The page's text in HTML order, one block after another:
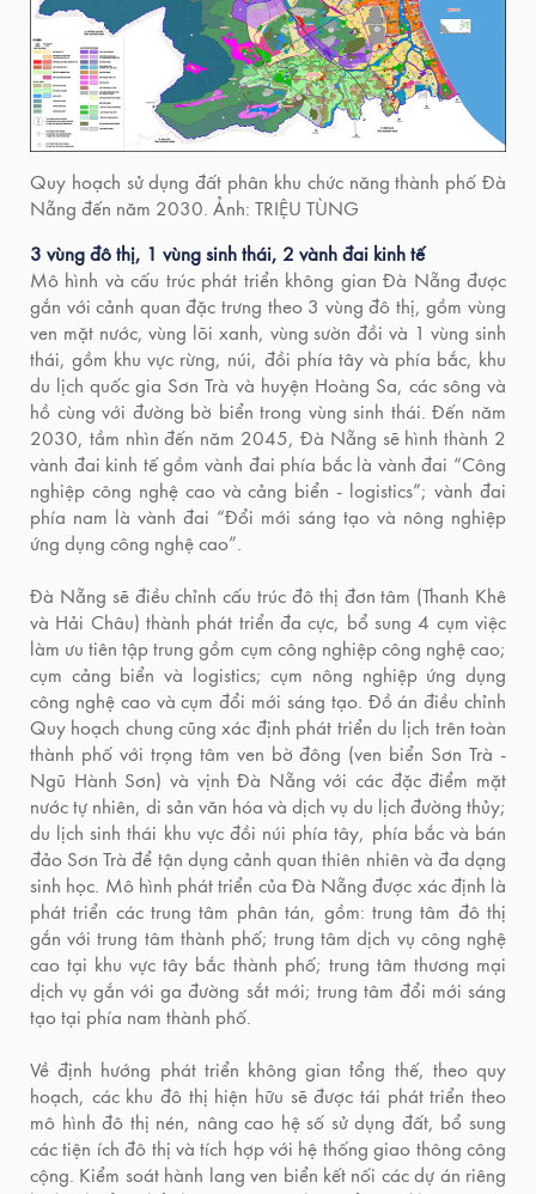
Quy hoạch sử dụng đất phân khu chức năng thành phố Đà
Nẵng đến năm 2030. Ảnh: TRIỆU TÙNG
3 vùng đô thị, 1 vùng sinh thái, 2 vành đai kinh tế
Mô hình và cấu trúc phát triển không gian Đà Nẵng được
gắn với cảnh quan đặc trưng theo 3 vùng đô thị, gồm vùng
ven mặt nước, vùng lõi xanh, vùng sườn đồi và 1 vùng sinh
thái, gồm khu vực rừng, núi, đồi phía tây và phía bắc, khu
du lịch quốc gia Sơn Trà và huyện Hoàng Sa, các sông và
hồ cùng với đường bờ biển trong vùng sinh thái. Đến năm
2030, tầm nhìn đến năm 2045, Đà Nẵng sẽ hình thành 2
vành đai kinh tế gồm vành đai phía bắc là vành đai “Công
nghiệp công nghệ cao và cảng biển - logistics”; vành đai
phía nam là vành đai “Đổi mới sáng tạo và nông nghiệp
ứng dụng công nghệ cao”.
Đà Nẵng sẽ điều chỉnh cấu trúc đô thị đơn tâm (Thanh Khê
và Hải Châu) thành phát triển đa cực, bổ sung 4 cụm việc
làm ưu tiên tập trung gồm cụm công nghiệp công nghệ cao;
cụm cảng biển và logistics; cụm nông nghiệp ứng dụng
công nghệ cao và cụm đổi mới sáng tạo. Đồ án điều chỉnh
Quy hoạch chung cũng xác định phát triển du lịch trên toàn
thành phố với trọng tâm ven bờ đông (ven biển Sơn Trà -
Ngũ Hành Sơn) và vịnh Đà Nẵng với các đặc điểm mặt
nước tự nhiên, di sản văn hóa và dịch vụ du lịch đường thủy;
du lịch sinh thái khu vực đồi núi phía tây, phía bắc và bán
đảo Sơn Trà để tận dụng cảnh quan thiên nhiên và đa dạng
sinh học. Mô hình phát triển của Đà Nẵng được xác định là
phát triển các trung tâm phân tán, gồm: trung tâm đô thị
gắn với trung tâm thành phố; trung tâm dịch vụ công nghệ
cao tại khu vực tây bắc thành phố; trung tâm thương mại
dịch vụ gắn với ga đường sắt mới; trung tâm đổi mới sáng
tạo tại phía nam thành phố.
Về định hướng phát triển không gian tổng thế, theo quy
hoạch, các khu đô thị hiện hữu sẽ được tái phát triển theo
mô hình đô thị nén, nâng cao hệ số sử dụng đất, bổ sung
các tiện ích đô thị và tích hợp với hệ thống giao thông công
cộng. Kiểm soát hành lang ven biển kết nối các dự án riêng